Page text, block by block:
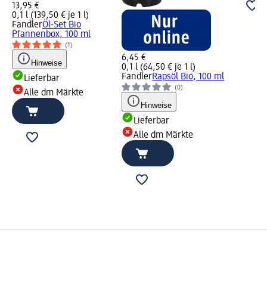
13,95 €
0,1 l (139,50 € je 1 l)
FandlerÖl-Set Bio
Pfannenbox, 100 ml
(1)
Hinweise
Lieferbar
Alle dm Märkte
6,45 €
0,1 l (64,50 € je 1 l)
FandlerRapsöl Bio, 100 ml
(0)
Hinweise
Lieferbar
Alle dm Märkte